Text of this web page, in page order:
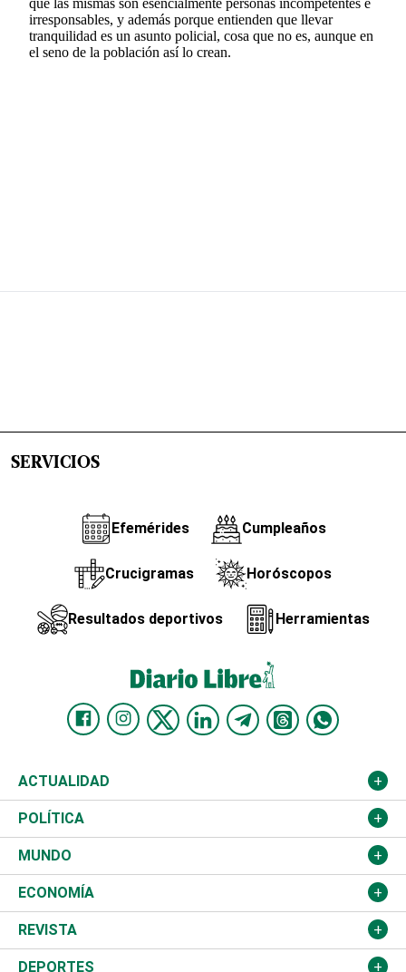
SERVICIOS
Efemérides Cumpleaños
Crucigramas Horóscopos
Resultados deportivos Herramientas
ACTUALIDAD
Nacional
Ciudad
Educación
Salud
Justicia
POLÍTICA
Partidos
JCE
TSE
Congreso Nacional
MUNDO
Estados Unidos
América Latina
Haití
ECONOMÍA
Finanzas
Turismo
REVISTA
Música
DEPORTES